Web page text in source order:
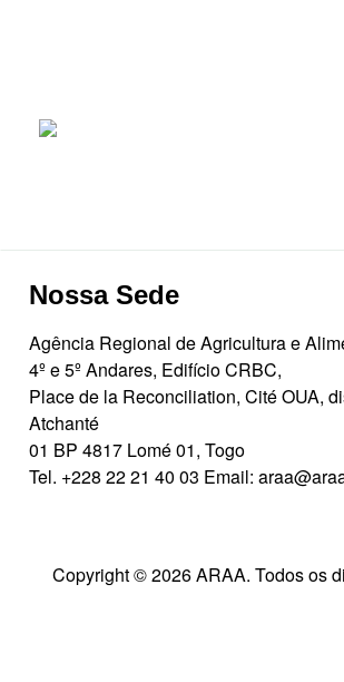
Nossa Sede
Agência Regional de Agricultura e
4º e 5º Andares, Edifício CRBC,
Place de la Reconciliation, Cité OUA,
Atchanté
01 BP 4817 Lomé 01, Togo
Tel. +228 22 21 40 03 Email:
Copyright © 2026 ARAA. Todos os